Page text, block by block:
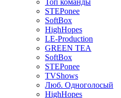
Топ команды
STEPonee
SoftBox
HighHopes
LE-Production
GREEN TEA
SoftBox
STEPonee
TVShows
Люб. Одноголосый
HighHopes